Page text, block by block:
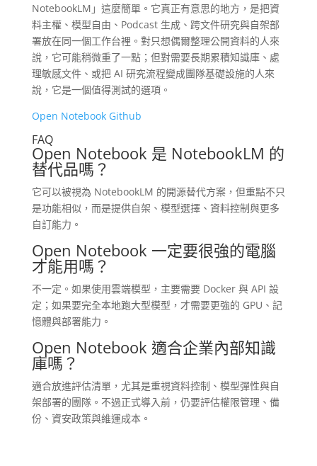
NotebookLM」這麼簡單。它真正有意思的地方，是把資
料主權、模型自由、Podcast 生成、跨文件研究與自架部
署放在同一個工作台裡。對只想偶爾整理公開資料的人來
說，它可能稍微重了一點；但對需要長期累積知識庫、處
理敏感文件、或把 AI 研究流程變成團隊基礎設施的人來
說，它是一個值得測試的選項。
Open Notebook Github
FAQ
Open Notebook 是 NotebookLM 的
替代品嗎？
它可以被視為 NotebookLM 的開源替代方案，但重點不只
是功能相似，而是提供自架、模型選擇、資料控制與更多
自訂能力。
Open Notebook 一定要很強的電腦
才能用嗎？
不一定。如果使用雲端模型，主要需要 Docker 與 API 設
定；如果要完全本地跑大型模型，才需要更強的 GPU、記
憶體與部署能力。
Open Notebook 適合企業內部知識
庫嗎？
適合放進評估清單，尤其是重視資料控制、模型彈性與自
架部署的團隊。不過正式導入前，仍要評估權限管理、備
份、資安政策與維運成本。